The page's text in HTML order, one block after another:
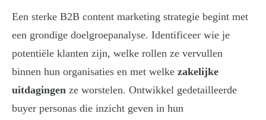
Een sterke B2B content marketing strategie begint met
een grondige doelgroepanalyse. Identificeer wie je
potentiële klanten zijn, welke rollen ze vervullen
binnen hun organisaties en met welke zakelijke
uitdagingen ze worstelen. Ontwikkel gedetailleerde
buyer personas die inzicht geven in hun